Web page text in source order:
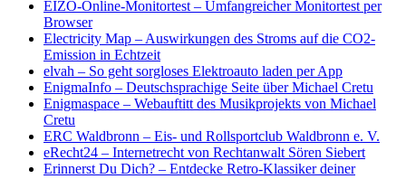
EIZO-Online-Monitortest – Umfangreicher Monitortest per
Browser
Electricity Map – Auswirkungen des Stroms auf die CO2-
Emission in Echtzeit
elvah – So geht sorgloses Elektroauto laden per App
EnigmaInfo – Deutschsprachige Seite über Michael Cretu
Enigmaspace – Webauftitt des Musikprojekts von Michael
Cretu
ERC Waldbronn – Eis- und Rollsportclub Waldbronn e. V.
eRecht24 – Internetrecht von Rechtanwalt Sören Siebert
Erinnerst Du Dich? – Entdecke Retro-Klassiker deiner